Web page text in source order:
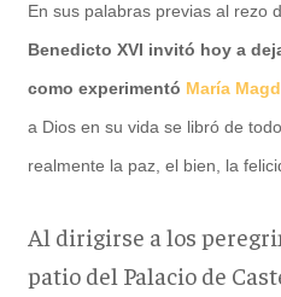
En sus palabras previas al rezo
Benedicto XVI invitó hoy a
como experimentó María
a Dios en su vida se libró de
realmente la paz, el bien, la
Al dirigirse a los
patio del Palacio de